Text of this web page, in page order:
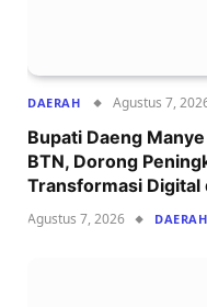
DAERAH Agustus 7,
Bupati Daeng
BTN, Dorong
Transformasi Digital
Agustus 7, 2026 DAERAH